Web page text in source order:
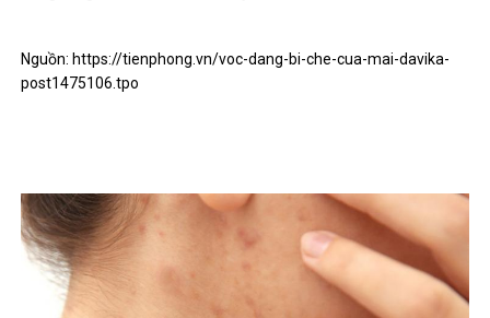
Nguồn: https://tienphong.vn/voc-dang-bi-che-cua-mai-davika-
post1475106.tpo